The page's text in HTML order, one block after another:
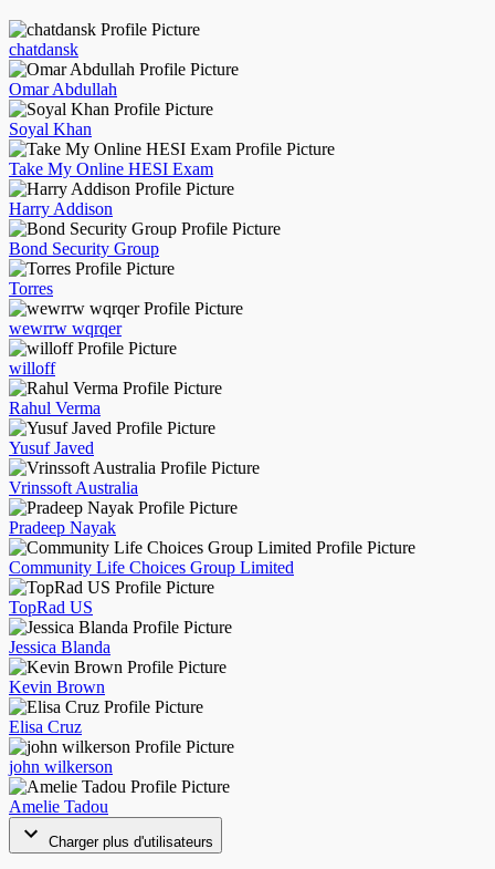
chatdansk
Omar Abdullah
Soyal Khan
Take My Online HESI Exam
Harry Addison
Bond Security Group
Torres
wewrrw wqrqer
willoff
Rahul Verma
Yusuf Javed
Vrinssoft Australia
Pradeep Nayak
Community Life Choices Group Limited
TopRad US
Jessica Blanda
Kevin Brown
Elisa Cruz
john wilkerson
Amelie Tadou
Charger plus d'utilisateurs